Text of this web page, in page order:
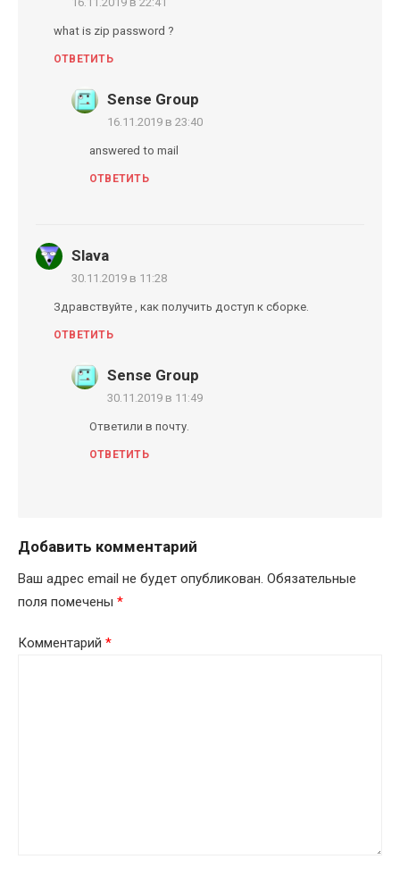
what is zip password ?
ОТВЕТИТЬ
Sense Group
16.11.2019 в 23:40
answered to mail
ОТВЕТИТЬ
Slava
30.11.2019 в 11:28
Здравствуйте , как получить доступ к сборке.
ОТВЕТИТЬ
Sense Group
30.11.2019 в 11:49
Ответили в почту.
ОТВЕТИТЬ
Добавить комментарий
Ваш адрес email не будет опубликован. Обязательные
поля помечены *
Комментарий *